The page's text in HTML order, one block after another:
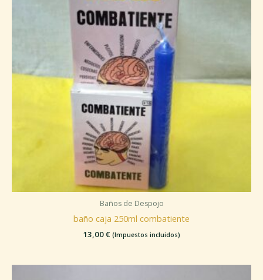
Baños de Despojo
baño caja 250ml combatiente
13,00€ (Impuestos incluidos)